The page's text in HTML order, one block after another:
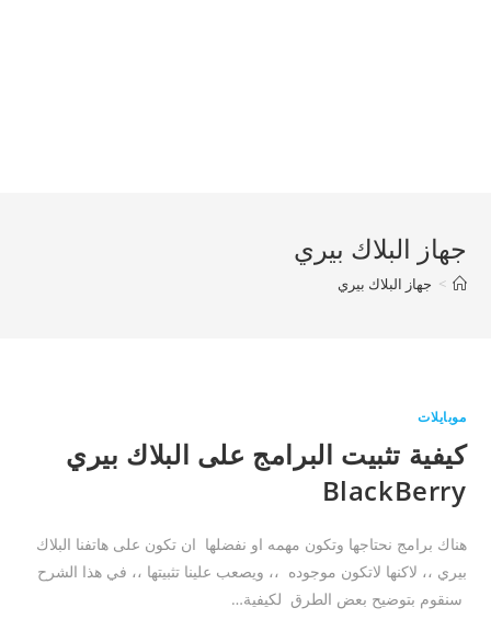
جهاز البلاك بيري
> جهاز البلاك بيري
موبايلات
كيفية تثبيت البرامج على البلاك بيري
BlackBerry
هناك برامج نحتاجها وتكون مهمه او نفضلها ان تكون على هاتفنا البلاك
بيري ،، لاكنها لاتكون موجوده ،، ويصعب علينا تثبيتها ،، في هذا الشرح
سنقوم بتوضيح بعض الطرق لكيفية…